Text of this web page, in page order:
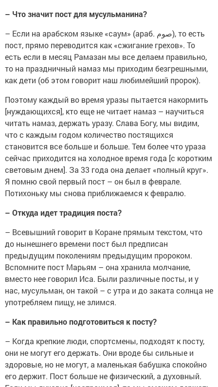
– Что значит пост для мусульманина?
– Если на арабском языке «саум» (араб. صوم), то есть
пост, прямо переводится как «сжигание грехов». То
есть если в месяц Рамазан мы все делаем правильно,
то на праздничный намаз мы приходим безгрешными,
как дети (об этом говорит наш любимейший пророк).
Поэтому каждый во время уразы пытается накормить
[нуждающихся], кто еще не читает намаз – научиться
читать намаз, держать уразу. Слава Богу, мы видим,
что с каждым годом количество постящихся
становится все больше и больше. Тем более что ураза
сейчас приходится на холодное время года [с коротким
световым днем]. За 33 года она делает «полный круг».
Я помню свой первый пост – он был в феврале.
Потихоньку мы снова приближаемся к февралю.
– Откуда идет традиция поста?
– Всевышний говорит в Коране прямым текстом, что
до нынешнего времени пост был предписан
предыдущим поколениям предыдущим пророком.
Вспомните пост Марьям – она хранила молчание,
вместо нее говорил Иса. Были различные посты, и у
нас, мусульман, он такой – с утра и до заката солнца не
употребляем пищу, не злимся.
– Как правильно подготовиться к посту?
– Когда крепкие люди, спортсмены, подходят к посту,
они не могут его держать. Они вроде бы сильные и
здоровые, но не могут, а маленькая бабушка спокойно
его держит. Пост больше не физический, а духовный.